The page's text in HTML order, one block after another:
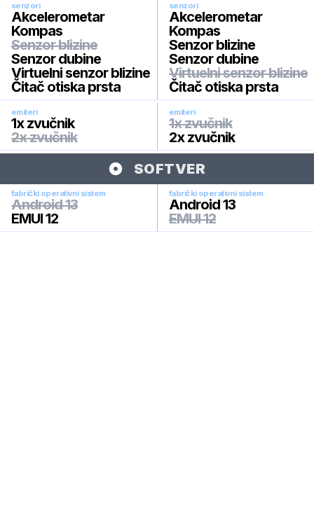
senzori
Akcelerometar
Kompas
Senzor blizine
Senzor dubine
Virtuelni senzor blizine
Čitač otiska prsta
senzori
Akcelerometar
Kompas
Senzor blizine
Senzor dubine
Virtuelni senzor blizine
Čitač otiska prsta
emiteri
1x zvučnik
2x zvučnik
emiteri
1x zvučnik
2x zvučnik
SOFTVER
fabrički operativni sistem
Android 13
EMUI 12
fabrički operativni sistem
Android 13
EMUI 12